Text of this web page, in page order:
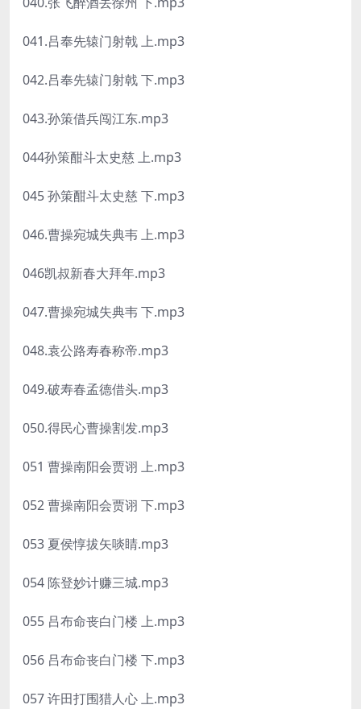
041.吕奉先辕门射戟 上.mp3
042.吕奉先辕门射戟 下.mp3
043.孙策借兵闯江东.mp3
044孙策酣斗太史慈 上.mp3
045 孙策酣斗太史慈 下.mp3
046.曹操宛城失典韦 上.mp3
046凯叔新春大拜年.mp3
047.曹操宛城失典韦 下.mp3
048.袁公路寿春称帝.mp3
049.破寿春孟德借头.mp3
050.得民心曹操割发.mp3
051 曹操南阳会贾诩 上.mp3
052 曹操南阳会贾诩 下.mp3
053 夏侯惇拔矢啖睛.mp3
054 陈登妙计赚三城.mp3
055 吕布命丧白门楼 上.mp3
056 吕布命丧白门楼 下.mp3
057 许田打围猎人心 上.mp3